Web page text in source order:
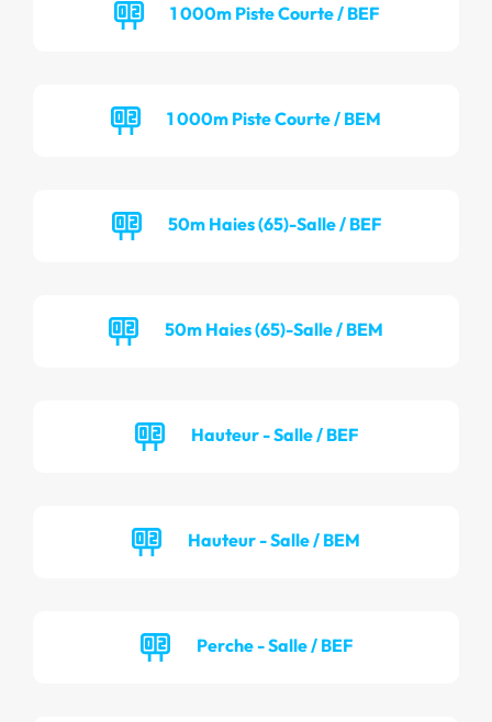
1 000m Piste Courte / BEF
1 000m Piste Courte / BEM
50m Haies (65)-Salle / BEF
50m Haies (65)-Salle / BEM
Hauteur - Salle / BEF
Hauteur - Salle / BEM
Perche - Salle / BEF